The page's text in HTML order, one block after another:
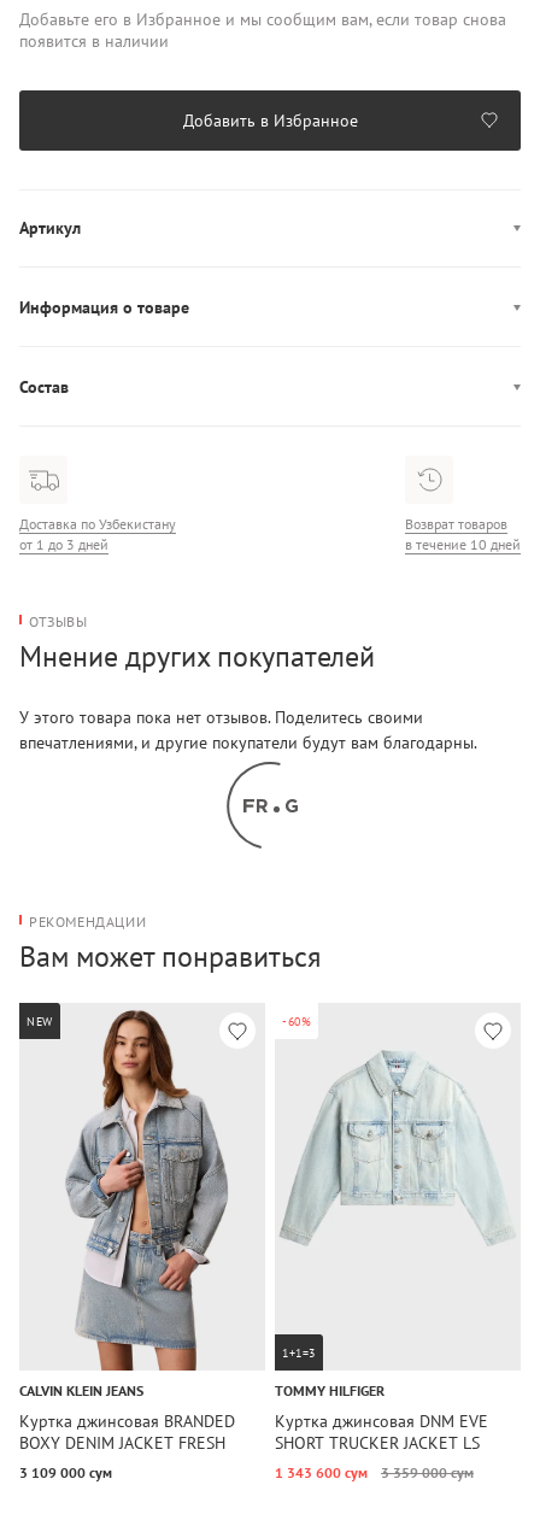
Добавьте его в Избранное и мы сообщим вам, если товар снова
появится в наличии
Добавить в Избранное
Артикул
Информация о товаре
Состав
Доставка по Узбекистану
от 1 до 3 дней
Возврат товаров
в течение 10 дней
ОТЗЫВЫ
Мнение других покупателей
У этого товара пока нет отзывов. Поделитесь своими
впечатлениями, и другие покупатели будут вам благодарны.
РЕКОМЕНДАЦИИ
Вам может понравиться
NEW
CALVIN KLEIN JEANS
Куртка джинсовая BRANDED
BOXY DENIM JACKET FRESH
Calvin Klein Jeans
3 109 000 сум
-60%
1+1=3
TOMMY HILFIGER
Куртка джинсовая DNM EVE
SHORT TRUCKER JACKET LS
Tommy Hilfiger
1 343 600 сум 3 359 000 сум